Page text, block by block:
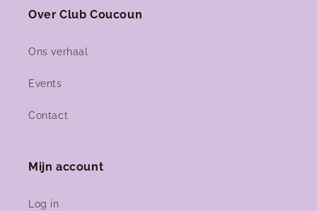
Over Club Coucoun
Ons verhaal
Events
Contact
Mijn account
Log in